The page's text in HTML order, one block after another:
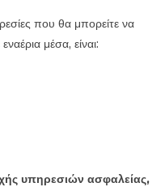
που θα μπορείτε να
μέσα, είναι:
υπηρεσιών ασφαλείας,